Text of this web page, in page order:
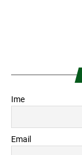
Ime
Email